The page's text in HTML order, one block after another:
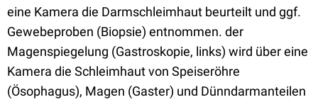
eine Kamera die Darmschleimhaut beurteilt und ggf.
Gewebeproben (Biopsie) entnommen. der
Magenspiegelung (Gastroskopie, links) wird über eine
Kamera die Schleimhaut von Speiseröhre
(Ösophagus), Magen (Gaster) und Dünndarmanteilen